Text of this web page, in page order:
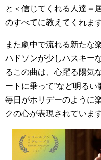
と＜信じてくれる人達＝
のすべてに教えてくれます
また劇中で流れる新たな
ハドソンが少しハスキー
るこの曲は、心躍る陽気
ートに乗って”など明るい
毎日がホリデーのように
クの心が表現されています